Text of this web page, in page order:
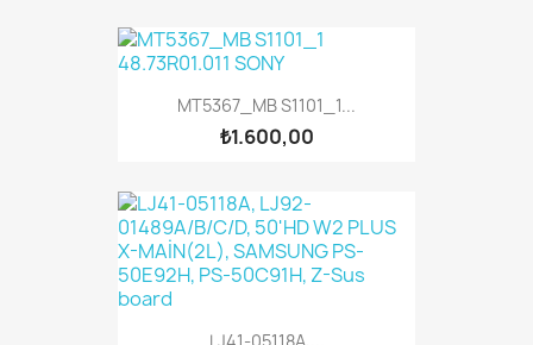
MT5367_MB S1101_1...
₺1.600,00